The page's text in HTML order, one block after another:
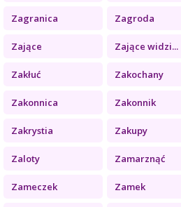
Zagranica Zagroda
Zające Zające widzi...
Zakłuć Zakochany
Zakonnica Zakonnik
Zakrystia Zakupy
Zaloty Zamarznąć
Zameczek Zamek